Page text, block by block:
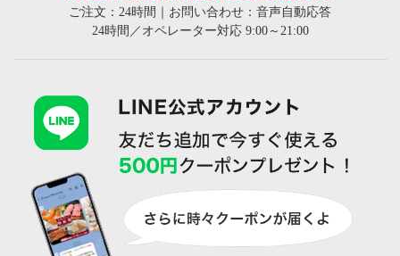
ご注文：24時間｜お問い合わせ：音声自動応答
24時間／オペレーター対応 9:00～21:00